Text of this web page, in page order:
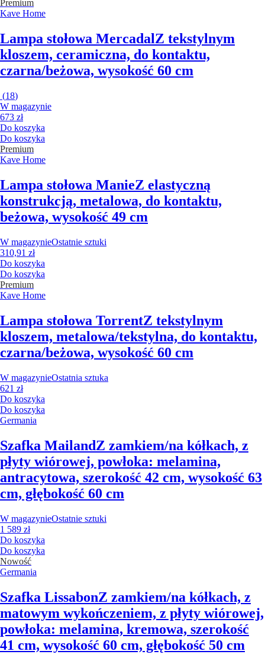
Premium
Kave Home
Lampa stołowa MercadalZ tekstylnym
kloszem, ceramiczna, do kontaktu,
czarna/beżowa, wysokość 60 cm
(18)
W magazynie
673 zł
Do koszyka
Do koszyka
Premium
Kave Home
Lampa stołowa ManieZ elastyczną
konstrukcją, metalowa, do kontaktu,
beżowa, wysokość 49 cm
W magazynieOstatnie sztuki
310,91 zł
Do koszyka
Do koszyka
Premium
Kave Home
Lampa stołowa TorrentZ tekstylnym
kloszem, metalowa/tekstylna, do kontaktu,
czarna/beżowa, wysokość 60 cm
W magazynieOstatnia sztuka
621 zł
Do koszyka
Do koszyka
Germania
Szafka MailandZ zamkiem/na kółkach, z
płyty wiórowej, powłoka: melamina,
antracytowa, szerokość 42 cm, wysokość 63
cm, głębokość 60 cm
W magazynieOstatnie sztuki
1 589 zł
Do koszyka
Do koszyka
Nowość
Germania
Szafka LissabonZ zamkiem/na kółkach, z
matowym wykończeniem, z płyty wiórowej,
powłoka: melamina, kremowa, szerokość
41 cm, wysokość 60 cm, głębokość 50 cm